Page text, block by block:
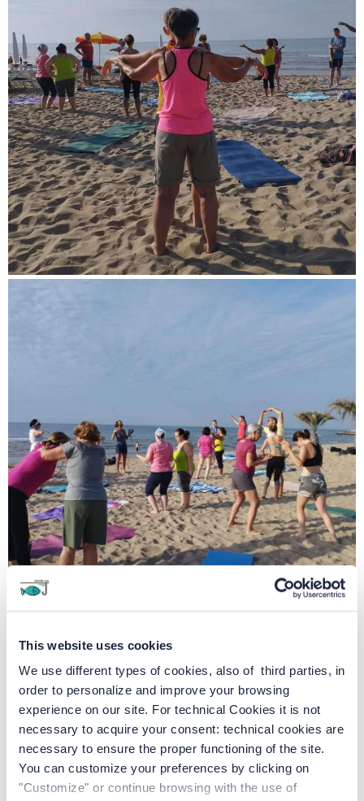
This website uses cookies
We use different types of cookies, also of third parties, in
order to personalize and improve your browsing
experience on our site. For technical Cookies it is not
necessary to acquire your consent: technical cookies are
necessary to ensure the proper functioning of the site.
You can customize your preferences by clicking on
"Customize" or continue browsing with the use of